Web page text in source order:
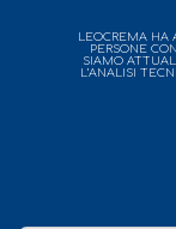
LEOCREMA HA
PERSONE
SIAMO
L’ANALISI